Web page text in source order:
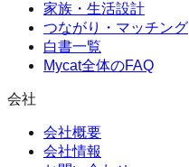
家族・生活設計
つながり・マッチング
白書一覧
Mycat全体のFAQ
会社
会社概要
会社情報